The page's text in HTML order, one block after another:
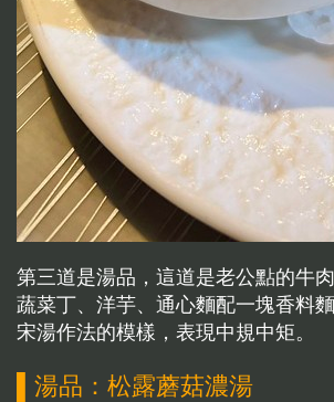
第三道是湯品，這道是老公點的牛
蔬菜丁、洋芋、通心麵配一塊香料
宋湯作法的模樣，表現中規中矩。
▌湯品：松露蘑菇濃湯